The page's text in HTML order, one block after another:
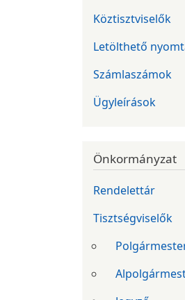
Köztisztviselők
Letölthető
Számlaszámok
Ügyleírások
Önkormányzat
Rendelettár
Tisztségviselők